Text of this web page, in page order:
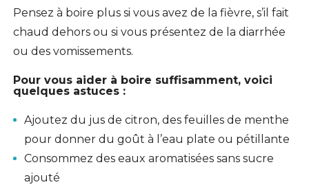
Pensez à boire plus si vous avez de la fièvre, s’il fait
chaud dehors ou si vous présentez de la diarrhée
ou des vomissements.
Pour vous aider à boire suffisamment, voici
quelques astuces :
Ajoutez du jus de citron, des feuilles de menthe
pour donner du goût à l’eau plate ou pétillante
Consommez des eaux aromatisées sans sucre
ajouté